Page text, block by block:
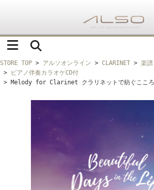
STORE TOP > アルソオンライン > CLARINET > 楽譜
>
ピアノ伴奏カラオケCD付
> Melody for Clarinet クラリネットで紡ぐここ